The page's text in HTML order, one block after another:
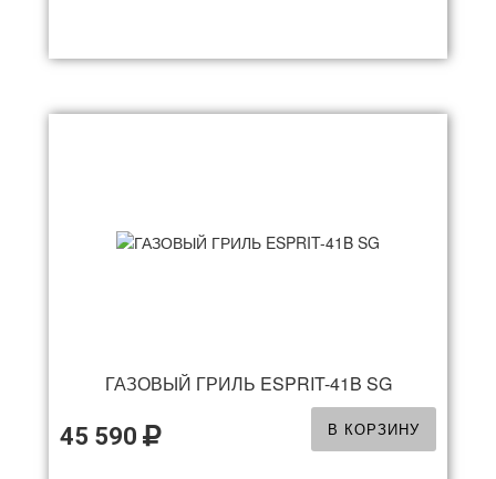
ГАЗОВЫЙ ГРИЛЬ ESPRIT-41B SG
45 590 В КОРЗИНУ